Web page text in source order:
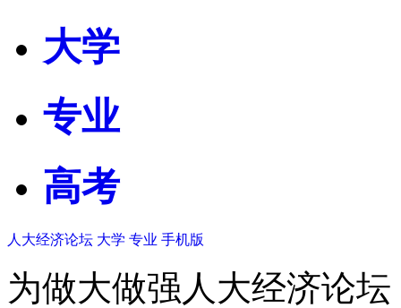
大学
专业
高考
人大经济论坛 大学 专业 手机版
为做大做强人大经济论